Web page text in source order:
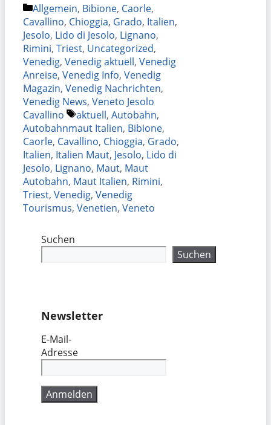
Kategorien
Allgemein, Bibione, Caorle,
Cavallino, Chioggia, Grado, Italien,
Jesolo, Lido di Jesolo, Lignano,
Rimini, Triest, Uncategorized,
Venedig, Venedig aktuell, Venedig
Anreise, Venedig Info, Venedig
Magazin, Venedig Nachrichten,
Venedig News, Veneto Jesolo
Cavallino
Schlagwörter
aktuell, Autobahn,
Autobahnmaut Italien, Bibione,
Caorle, Cavallino, Chioggia, Grado,
Italien, Italien Maut, Jesolo, Lido di
Jesolo, Lignano, Maut, Maut
Autobahn, Maut Italien, Rimini,
Triest, Venedig, Venedig
Tourismus, Venetien, Veneto
Suchen
Suchen
Newsletter
E-Mail-
Adresse